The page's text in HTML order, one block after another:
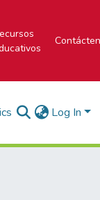
Log In